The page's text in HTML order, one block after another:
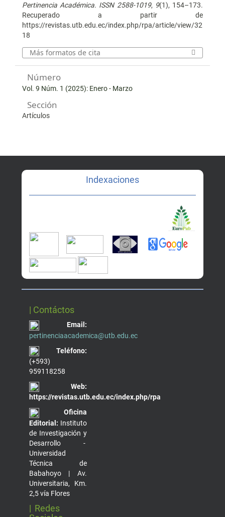
Pertinencia Académica. ISSN 2588-1019, 9(1), 154–173.
Recuperado a partir de
https://revistas.utb.edu.ec/index.php/rpa/article/view/32
18
Más formatos de cita
Número
Vol. 9 Núm. 1 (2025): Enero - Marzo
Sección
Artículos
Indexaciones
| Contáctos
Email:
pertinenciaacademica@utb.edu.ec
Teléfono:
(+593)
959118258
Web:
https://revistas.utb.edu.ec/index.php/rpa
Oficina
Editorial: Instituto
de Investigación y
Desarrollo -
Universidad
Técnica de
Babahoyo | Av.
Universitaria, Km.
2,5 vía Flores
| Redes